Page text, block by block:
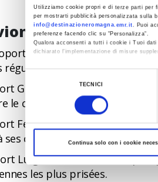
Utilizziamo cookie propri e di terze parti per
per mostrarti pubblicità personalizzata sulla
info@destinazioneromagna.emr.it. Puoi
preferenze facendo clic su “Personalizza”.
Qualora acconsenti a tutti i cookie i Tuoi
dichiarato l’implementazione di misure
Al fine di revocare il consenso prestato e
consenso
TECNICI
Continua solo con i cookie
internationaux de
réguliers et des vols charters.
Guglielmo Marconi de
le chef-lieu de l’Émilie-
Federico Fellini de Rimini :
à ses célèbres plages avec des
Luigi Ridolfi de Forlì : le
les plus prisées.